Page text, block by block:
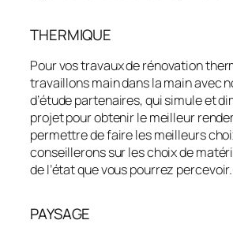
THERMIQUE
Pour vos travaux de rénovation
travaillons main dans la main avec
d’étude partenaires, qui simule et
projet pour obtenir le meilleur
permettre de faire les meilleurs
conseillerons sur les choix de
de l’état que vous pourrez percevoir.
PAYSAGE